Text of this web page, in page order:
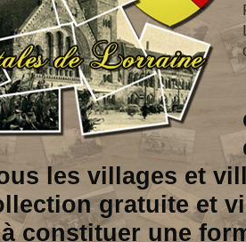
les villages et
gratuite et
constituer une